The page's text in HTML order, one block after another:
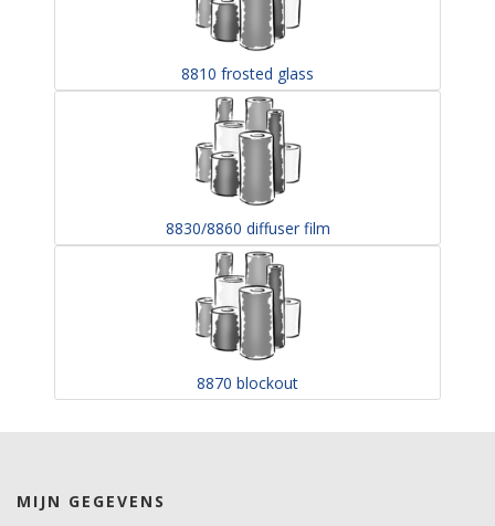
8810 frosted glass
8830/8860 diffuser film
8870 blockout
MIJN GEGEVENS